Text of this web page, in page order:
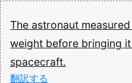
The astronaut measured
weight before bringing it
spacecraft.
翻訳する